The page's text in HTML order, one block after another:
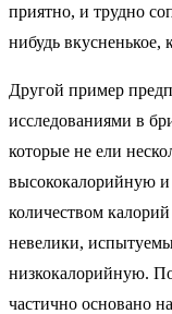
приятно, и трудно
нибудь вкусненькое,
Другой пример
исследованиями в
которые не ели
высококалорийную
количеством
невелики,
низкокалорийную.
частично основано